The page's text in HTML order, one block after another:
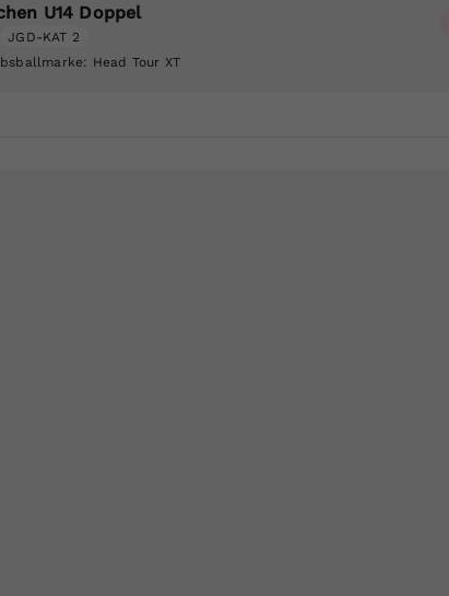
U14 Doppel
JGD-KAT 2
Head Tour XT